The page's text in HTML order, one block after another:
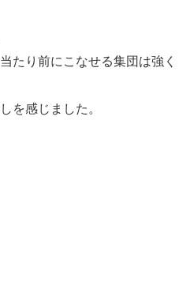
たり前にこなせる集団は強く
を感じました。